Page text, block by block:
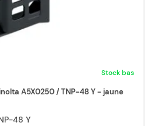
Stock bas
A5X0250 / TNP-48 Y - jaune
48 Y